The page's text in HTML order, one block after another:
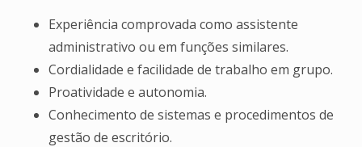
Experiência comprovada como assistente
administrativo ou em funções similares.
Cordialidade e facilidade de trabalho em grupo.
Proatividade e autonomia.
Conhecimento de sistemas e procedimentos de
gestão de escritório.